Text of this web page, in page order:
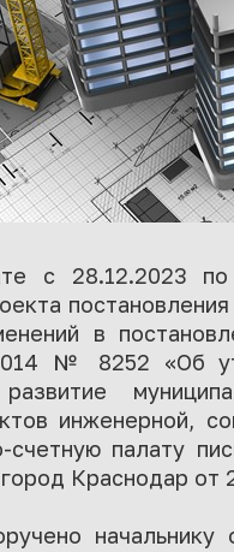
с 28.12.2023 по
в
№ 8252 «Об
инженерной,
счетную палату
город Краснодар